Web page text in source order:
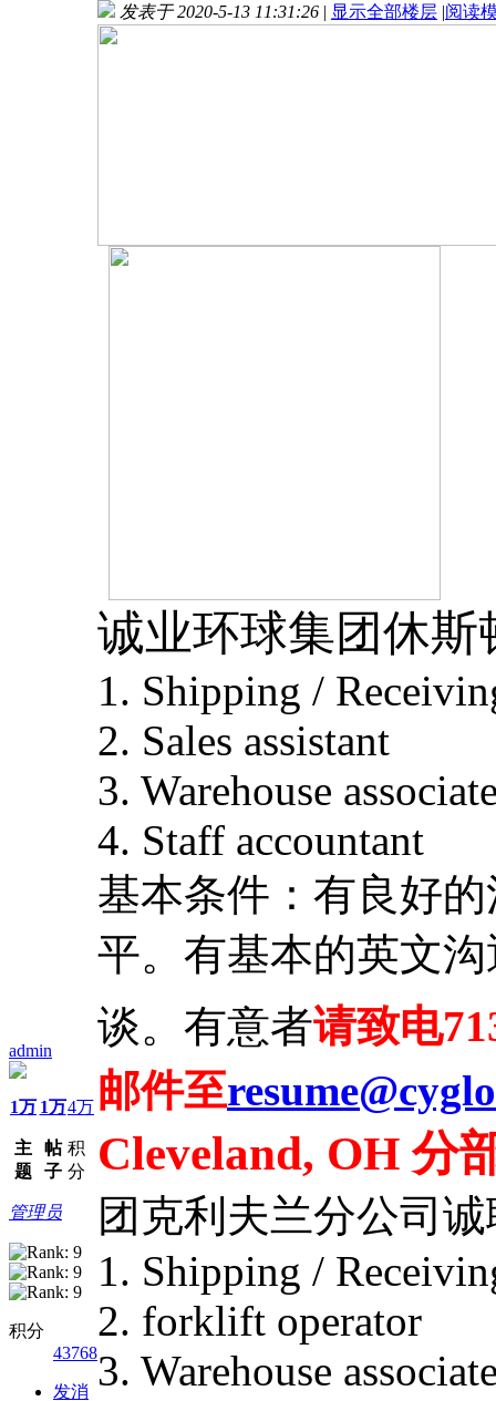
admin
1万
主
题
1万
帖
子
4万
积
分
管理员
积分
43768
发消
发表于 2020-5-13 11:31:26 | 显示全部楼层 |阅读
诚业环球集团休
1. Shipping /
2. Sales assistant
3. Warehouse
4. Staff accountant
基本条件：有良好
平。有基本的英文
谈。有意者请致电
邮件至
Cleveland, OH 分
团克利夫兰分公司
1. Shipping /
2. forklift operator
3. Warehouse